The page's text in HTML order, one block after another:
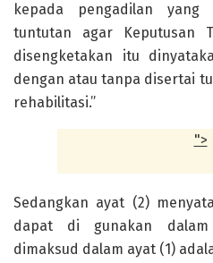
kepada pengadilan yang
tuntutan agar Keputusan
disengketakan itu
dengan atau tanpa disertai
rehabilitasi.”
">
Sedangkan ayat (2)
dapat di gunakan dalam
dimaksud dalam ayat (1)